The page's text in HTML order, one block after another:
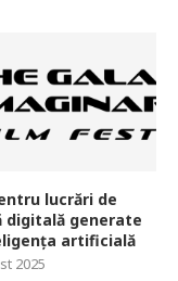
lucrări de
digitală generate
artificială
2025